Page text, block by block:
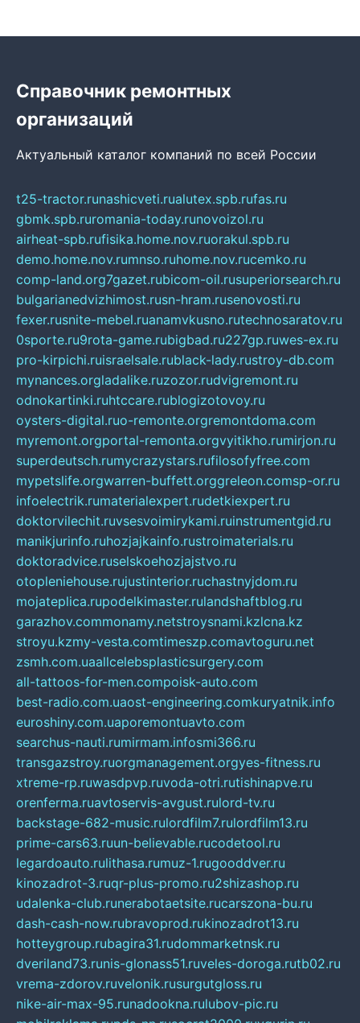
Справочник ремонтных
организаций
Актуальный каталог компаний по всей России
t25-tractor.runashicveti.rualutex.spb.rufas.ru
gbmk.spb.ruromania-today.runovoizol.ru
airheat-spb.rufisika.home.nov.ruorakul.spb.ru
demo.home.nov.rumnso.ruhome.nov.rucemko.ru
comp-land.org7gazet.rubicom-oil.rusuperiorsearch.ru
bulgarianedvizhimost.rusn-hram.rusenovosti.ru
fexer.rusnite-mebel.ruanamvkusno.rutechnosaratov.ru
0sporte.ru9rota-game.rubigbad.ru227gp.ruwes-ex.ru
pro-kirpichi.ruisraelsale.rublack-lady.rustroy-db.com
mynances.orgladalike.ruzozor.rudvigremont.ru
odnokartinki.ruhtccare.rublogizotovoy.ru
oysters-digital.ruo-remonte.orgremontdoma.com
myremont.orgportal-remonta.orgvyitikho.rumirjon.ru
superdeutsch.rumycrazystars.rufilosofyfree.com
mypetslife.orgwarren-buffett.orggreleon.comsp-or.ru
infoelectrik.rumaterialexpert.rudetkiexpert.ru
doktorvilechit.ruvsesvoimirykami.ruinstrumentgid.ru
manikjurinfo.ruhozjajkainfo.rustroimaterials.ru
doktoradvice.ruselskoehozjajstvo.ru
otopleniehouse.rujustinterior.ruchastnyjdom.ru
mojateplica.rupodelkimaster.rulandshaftblog.ru
garazhov.commonamy.netstroysnami.kzlcna.kz
stroyu.kzmy-vesta.comtimeszp.comavtoguru.net
zsmh.com.uaallcelebsplasticsurgery.com
all-tattoos-for-men.compoisk-auto.com
best-radio.com.uaost-engineering.comkuryatnik.info
euroshiny.com.uaporemontuavto.com
searchus-nauti.rumirmam.infosmi366.ru
transgazstroy.ruorgmanagement.orgyes-fitness.ru
xtreme-rp.ruwasdpvp.ruvoda-otri.rutishinapve.ru
orenferma.ruavtoservis-avgust.rulord-tv.ru
backstage-682-music.rulordfilm7.rulordfilm13.ru
prime-cars63.ruun-believable.rucodetool.ru
legardoauto.rulithasa.rumuz-1.rugooddver.ru
kinozadrot-3.ruqr-plus-promo.ru2shizashop.ru
udalenka-club.runerabotaetsite.rucarszona-bu.ru
dash-cash-now.rubravoprod.rukinozadrot13.ru
hotteygroup.rubagira31.rudommarketnsk.ru
dveriland73.runis-glonass51.ruveles-doroga.rutb02.ru
vrema-zdorov.ruvelonik.rusurgutgloss.ru
nike-air-max-95.runadookna.rulubov-pic.ru